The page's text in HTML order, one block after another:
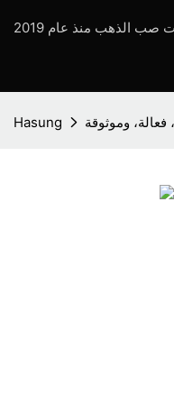
Hasung وموثوقة